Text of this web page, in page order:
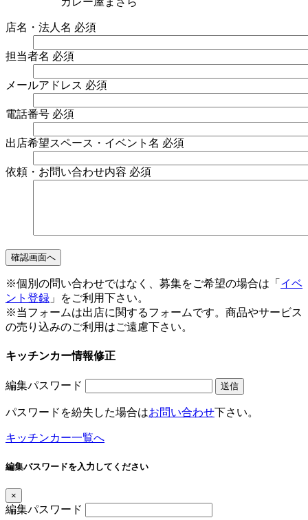
店名・法人名 必須
担当者名 必須
メールアドレス 必須
電話番号 必須
出店希望スペース・イベント名 必須
依頼・お問い合わせ内容 必須
※個別の問い合わせではなく、募集をご希望の場合は「 イベ
ント登録 」をご利用下さい。
※当フォームは出店に関するフォームです。商品やサービス
の売り込みのご利用はご遠慮下さい。
キッチンカー情報修正
編集パスワード 送信
パスワードを紛失した場合はお問い合わせ下さい。
キッチンカー一覧へ
編集パスワードを入力してください
×
編集パスワード